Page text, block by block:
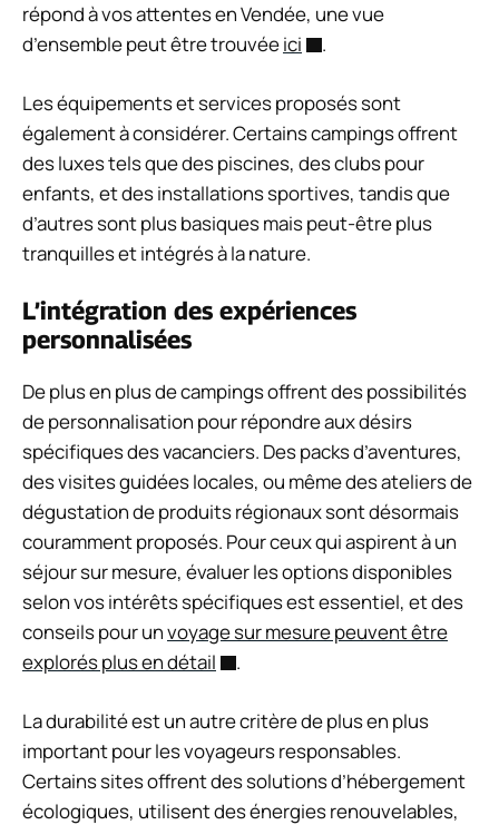
répond à vos attentes en Vendée, une vue
d’ensemble peut être trouvéeici .
Les équipements et services proposés sont
également à considérer. Certains campings offrent
des luxes tels que des piscines, des clubs pour
enfants, et des installations sportives, tandis que
d’autres sont plus basiques mais peut-être plus
tranquilles et intégrés à la nature.
L’intégration des expériences
personnalisées
De plus en plus de campings offrent des possibilités
de personnalisation pour répondre aux désirs
spécifiques des vacanciers. Des packs d’aventures,
des visites guidées locales, ou même des ateliers de
dégustation de produits régionaux sont désormais
couramment proposés. Pour ceux qui aspirent à un
séjour sur mesure, évaluer les options disponibles
selon vos intérêts spécifiques est essentiel, et des
conseils pour unvoyage sur mesure peuvent être
explorés plus en détail
.
La durabilité est un autre critère de plus en plus
important pour les voyageurs responsables.
Certains sites offrent des solutions d’hébergement
écologiques, utilisent des énergies renouvelables,